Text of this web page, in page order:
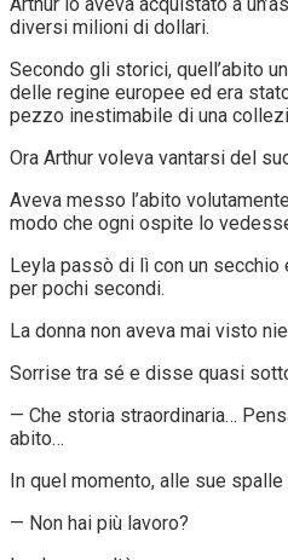
diversi milioni di dollari.
Secondo gli storici, quell’abito
delle regine europee ed era
pezzo inestimabile di una
Ora Arthur voleva vantarsi del
Aveva messo l’abito
modo che ogni ospite lo
Leyla passò di lì con un
per pochi secondi.
La donna non aveva mai visto
Sorrise tra sé e disse quasi
— Che storia straordinaria…
abito…
In quel momento, alle sue
— Non hai più lavoro?